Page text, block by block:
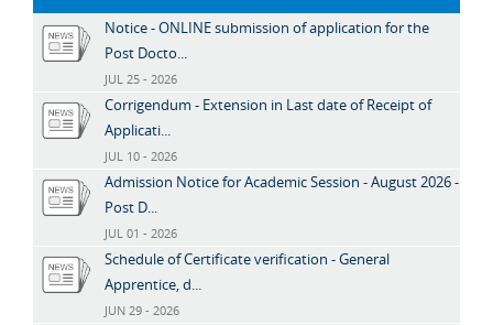
Notice - ONLINE submission of application for the
Post Docto...
JUL 25 - 2026
Corrigendum - Extension in Last date of Receipt of
Applicati...
JUL 10 - 2026
Admission Notice for Academic Session - August 2026 -
Post D...
JUL 01 - 2026
Schedule of Certificate verification - General
Apprentice, d...
JUN 29 - 2026